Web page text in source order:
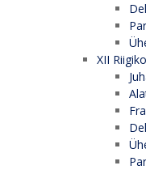
XII